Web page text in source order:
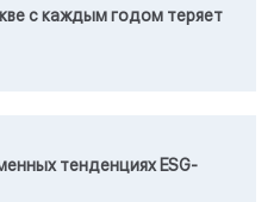
с каждым годом теряет
тенденциях ESG-